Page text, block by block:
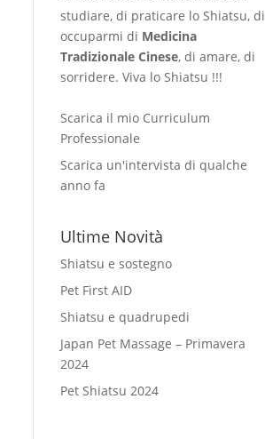
studiare, di praticare lo Shiatsu, di
occuparmi di Medicina
Tradizionale Cinese, di amare, di
sorridere. Viva lo Shiatsu !!!
Scarica il mio Curriculum
Professionale
Scarica un'intervista di qualche
anno fa
Ultime Novità
Shiatsu e sostegno
Pet First AID
Shiatsu e quadrupedi
Japan Pet Massage – Primavera
2024
Pet Shiatsu 2024